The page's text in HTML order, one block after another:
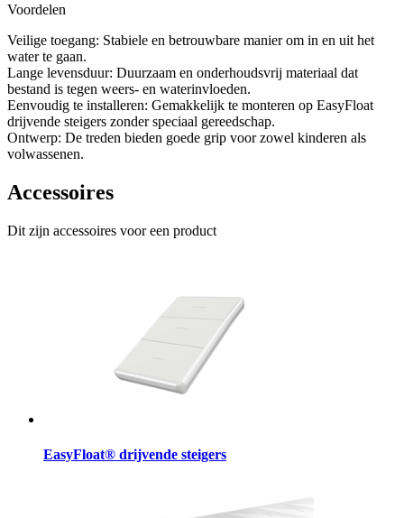
Voordelen
Veilige toegang: Stabiele en betrouwbare manier om in en uit het
water te gaan.
Lange levensduur: Duurzaam en onderhoudsvrij materiaal dat
bestand is tegen weers- en waterinvloeden.
Eenvoudig te installeren: Gemakkelijk te monteren op EasyFloat
drijvende steigers zonder speciaal gereedschap.
Ontwerp: De treden bieden goede grip voor zowel kinderen als
volwassenen.
Accessoires
Dit zijn accessoires voor een product
EasyFloat® drijvende steigers